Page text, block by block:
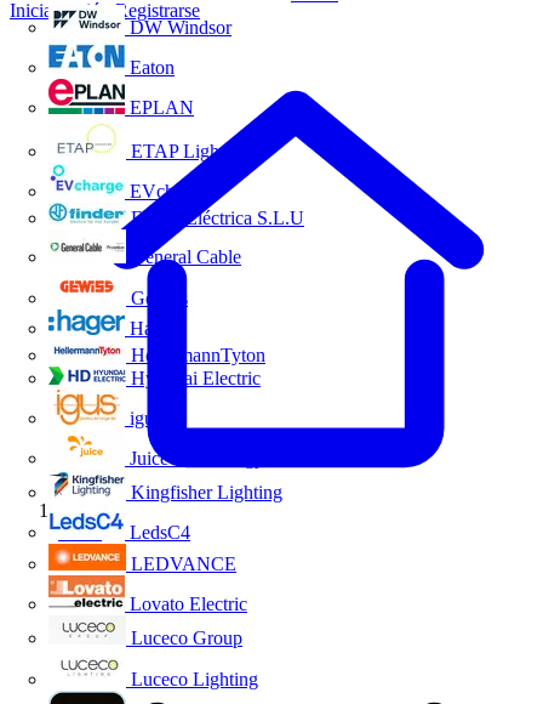
DW Windsor
Eaton
EPLAN
ETAP Lighting
EVcharge
Finder Eléctrica S.L.U
General Cable
Gewiss
Hager
HellermannTyton
Hyundai Electric
igus
Juice Technology
Kingfisher Lighting
LedsC4
LEDVANCE
Lovato Electric
Luceco Group
Luceco Lighting
Iniciar sesión Registrarse
Inicio